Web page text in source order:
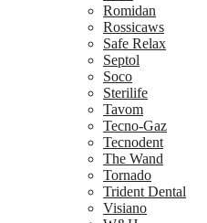
Romidan
Rossicaws
Safe Relax
Septol
Soco
Sterilife
Tavom
Tecno-Gaz
Tecnodent
The Wand
Tornado
Trident Dental
Visiano